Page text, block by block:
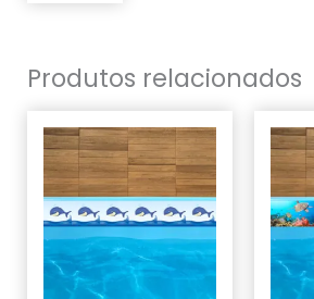
Produtos relacionados